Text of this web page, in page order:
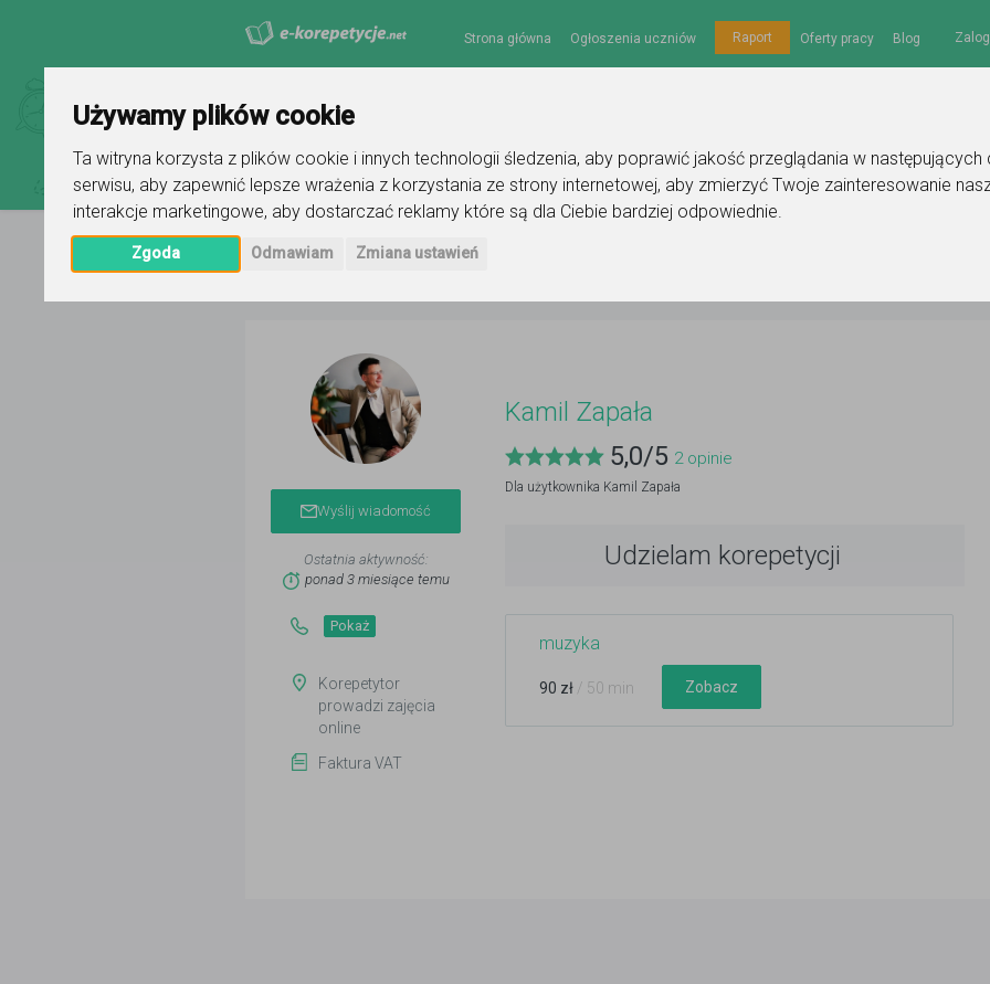
Używamy plików cookie
Ta witryna korzysta z plików cookie i innych technologii śledzenia, aby poprawić jakość przeglądania w
serwisu, aby zapewnić lepsze wrażenia z korzystania ze strony internetowej, aby zmierzyć Twoje zainteresowanie
interakcje marketingowe, aby dostarczać reklamy które są dla Ciebie bardziej odpowiednie.
Zgoda Odmawiam Zmiana ustawień
Strona główna Ogłoszenia uczniów Raport Oferty pracy Blog
Wyślij wiadomość
Ostatnia aktywność:
ponad 3 miesiące temu
Pokaż
Korepetytor
prowadzi zajęcia
online
Faktura VAT
Kamil Zapała
5,0/5 2opinie
Dla użytkownika Kamil Zapała
Udzielam korepetycji
muzyka
90 zł / 50 min Zobacz